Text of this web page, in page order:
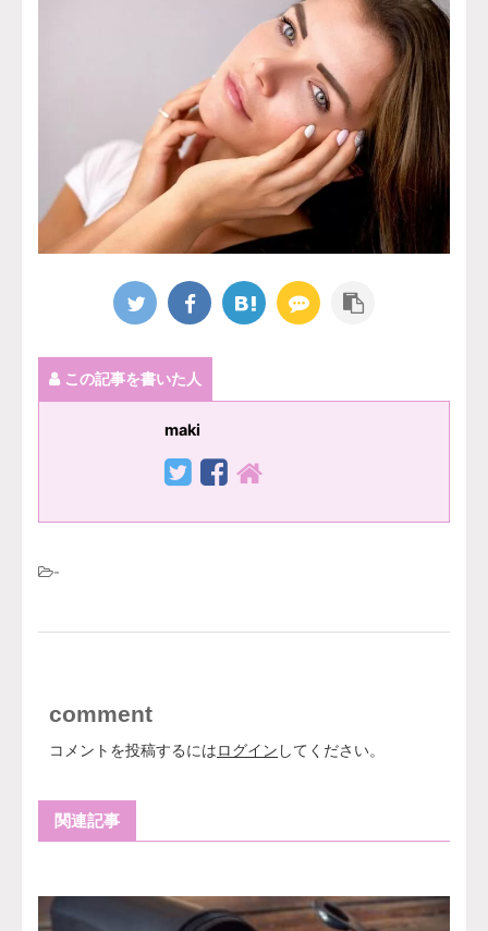
この記事を書いた人
maki
-
comment
コメントを投稿するにはログイン してください。
関連記事